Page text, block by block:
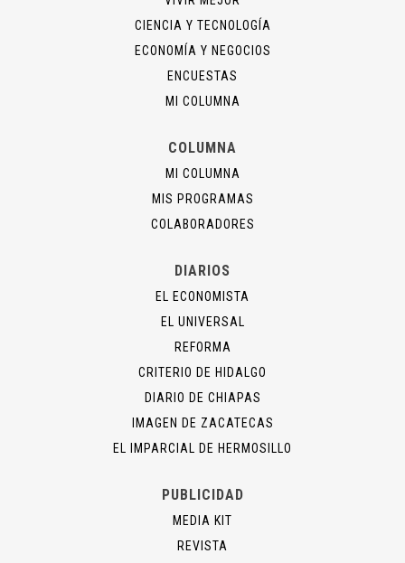
CIENCIA Y TECNOLOGÍA
ECONOMÍA Y NEGOCIOS
ENCUESTAS
MI COLUMNA
COLUMNA
MI COLUMNA
MIS PROGRAMAS
COLABORADORES
DIARIOS
EL ECONOMISTA
EL UNIVERSAL
REFORMA
CRITERIO DE HIDALGO
DIARIO DE CHIAPAS
IMAGEN DE ZACATECAS
EL IMPARCIAL DE HERMOSILLO
PUBLICIDAD
MEDIA KIT
REVISTA